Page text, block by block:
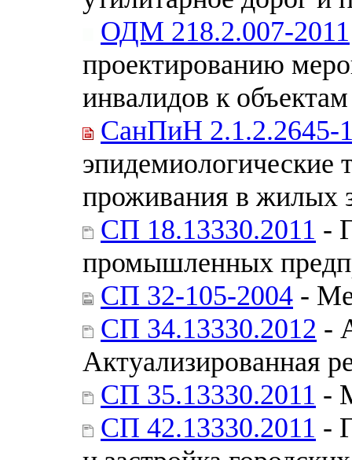
ОДМ 218.2.007-2011
проектированию
инвалидов к
СанПиН 2.1.2.2645-
эпидемиологические
проживания в жилых
СП 18.13330.2011 -
промышленных
СП 32-105-2004 -
СП 34.13330.2012 -
Актуализированная
СП 35.13330.2011 -
СП 42.13330.2011 -